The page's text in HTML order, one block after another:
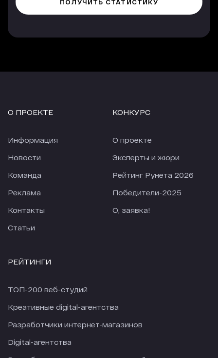
лучше конвертируются в заявки, чем из других
перед карантином). По отдельным источникам
снизилось только на 18,28%. В текущих реалиях
это просто прекрасный показатель.
О ПРОЕКТЕ
Информация
Новости
Команда
Реклама
Контакты
Статьи
РЕЙТИНГИ
ТОП-200 веб-студий
Креативные digital-агентства
Разработчики интернет-магазинов
Digital-агентства
КОНКУРС
О проекте
Эксперты и жюри
Рейтинг Рунета 2026
Победители-2025
О, заявка!